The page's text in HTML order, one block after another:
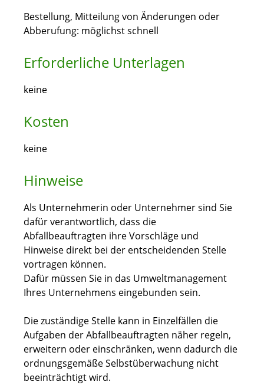
Bestellung, Mitteilung von Änderungen oder
Abberufung: möglichst schnell
Erforderliche Unterlagen
keine
Kosten
keine
Hinweise
Als Unternehmerin oder Unternehmer sind Sie
dafür verantwortlich, dass die
Abfallbeauftragten ihre Vorschläge und
Hinweise direkt bei der entscheidenden Stelle
vortragen können.
Dafür müssen Sie in das Umweltmanagement
Ihres Unternehmens eingebunden sein.
Die zuständige Stelle kann in Einzelfällen die
Aufgaben der Abfallbeauftragten näher regeln,
erweitern oder einschränken, wenn dadurch die
ordnungsgemäße Selbstüberwachung nicht
beeinträchtigt wird.